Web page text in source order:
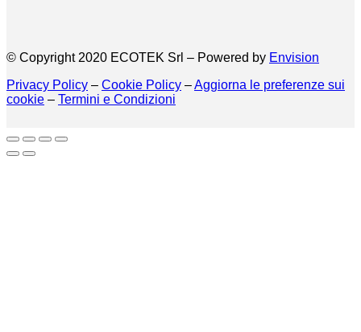
© Copyright 2020 ECOTEK Srl – Powered by Envision
Privacy Policy – Cookie Policy –Aggiorna le preferenze sui
cookie – Termini e Condizioni